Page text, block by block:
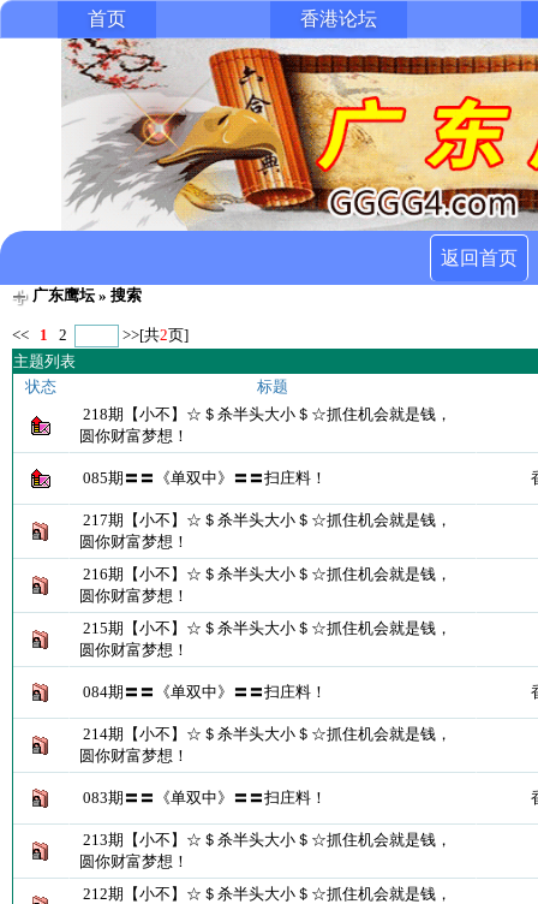
首页 香港论坛
返回首页
广东鹰坛» 搜索
<< 1 2 >>[共2页]
主题列表
状态
标题
218期【小不】☆＄杀半头大小＄☆抓住机会就是钱，
圆你财富梦想！
085期〓〓《单双中》〓〓扫庄料！
217期【小不】☆＄杀半头大小＄☆抓住机会就是钱，
圆你财富梦想！
216期【小不】☆＄杀半头大小＄☆抓住机会就是钱，
圆你财富梦想！
215期【小不】☆＄杀半头大小＄☆抓住机会就是钱，
圆你财富梦想！
084期〓〓《单双中》〓〓扫庄料！
214期【小不】☆＄杀半头大小＄☆抓住机会就是钱，
圆你财富梦想！
083期〓〓《单双中》〓〓扫庄料！
213期【小不】☆＄杀半头大小＄☆抓住机会就是钱，
圆你财富梦想！
212期【小不】☆＄杀半头大小＄☆抓住机会就是钱，